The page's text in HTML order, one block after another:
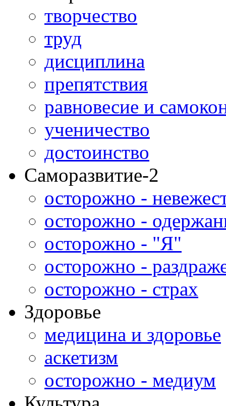
творчество
труд
дисциплина
препятствия
равновесие и
ученичество
достоинство
Саморазвитие-2
осторожно -
осторожно -
осторожно - "Я"
осторожно -
осторожно - страх
Здоровье
медицина и здоровье
аскетизм
осторожно - медиум